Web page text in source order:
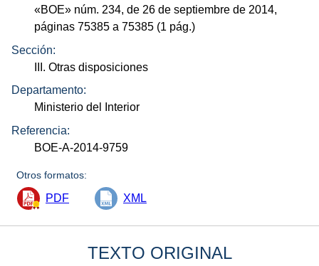
«BOE» núm. 234, de 26 de septiembre de 2014,
páginas 75385 a 75385 (1 pág.)
Sección:
III. Otras disposiciones
Departamento:
Ministerio del Interior
Referencia:
BOE-A-2014-9759
Otros formatos:
PDF XML
TEXTO ORIGINAL